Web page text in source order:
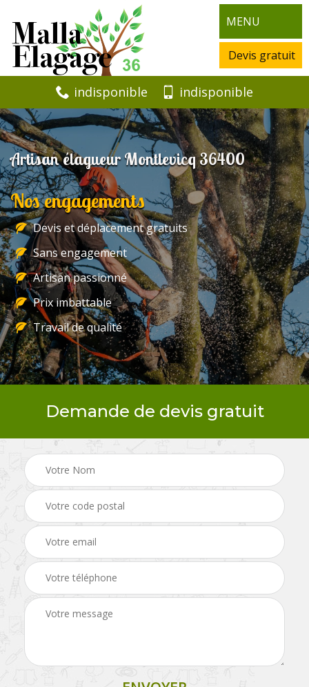
MENU
Devis gratuit
indisponible indisponible
Artisan élagueur Montlevicq 36400
Nos engagements
Devis et déplacement gratuits
Sans engagement
Artisan passionné
Prix imbattable
Travail de qualité
Demande de devis gratuit